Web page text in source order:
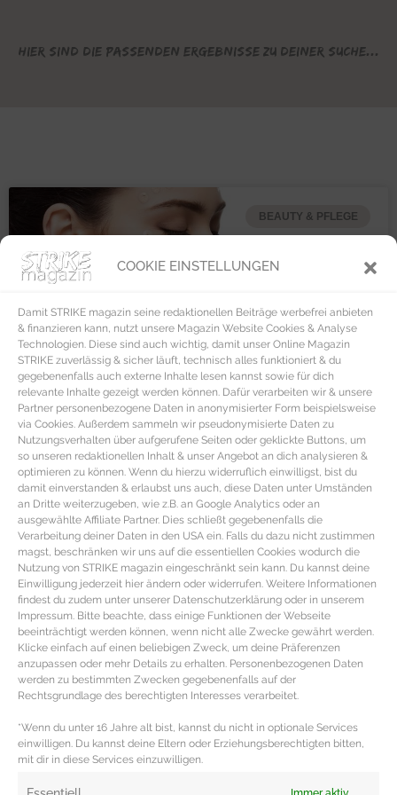
COOKIE EINSTELLUNGEN
Damit STRIKE magazin seine redaktionellen Beiträge werbefrei anbieten
& finanzieren kann, nutzt unsere Magazin Website Cookies & Analyse
Technologien. Diese sind auch wichtig, damit unser Online Magazin
STRIKE zuverlässig & sicher läuft, technisch alles funktioniert & du
gegebenenfalls auch externe Inhalte lesen kannst sowie für dich
relevante Inhalte gezeigt werden können. Dafür verarbeiten wir & unsere
Partner personenbezogene Daten in anonymisierter Form beispielsweise
via Cookies. Außerdem sammeln wir pseudonymisierte Daten zu
Nutzungsverhalten über aufgerufene Seiten oder geklickte Buttons, um
so unseren redaktionellen Inhalt & unser Angebot an dich analysieren &
optimieren zu können. Wenn du hierzu widerruflich einwilligst, bist du
damit einverstanden & erlaubst uns auch, diese Daten unter Umständen
an Dritte weiterzugeben, wie z.B. an Google Analytics oder an
ausgewählte Affiliate Partner. Dies schließt gegebenenfalls die
Verarbeitung deiner Daten in den USA ein. Falls du dazu nicht zustimmen
magst, beschränken wir uns auf die essentiellen Cookies wodurch die
Nutzung von STRIKE magazin eingeschränkt sein kann. Du kannst deine
Einwilligung jederzeit hier ändern oder widerrufen. Weitere Informationen
findest du zudem unter unserer Datenschutzerklärung oder in unserem
Impressum. Bitte beachte, dass einige Funktionen der Webseite
beeinträchtigt werden können, wenn nicht alle Zwecke gewährt werden.
Klicke einfach auf einen beliebigen Zweck, um deine Präferenzen
anzupassen oder mehr Details zu erhalten. Personenbezogenen Daten
werden zu bestimmten Zwecken gegebenenfalls auf der
Rechtsgrundlage des berechtigten Interesses verarbeitet.
*Wenn du unter 16 Jahre alt bist, kannst du nicht in optionale Services
einwilligen. Du kannst deine Eltern oder Erziehungsberechtigten bitten,
mit dir in diese Services einzuwilligen.
Hier sind die passenden Ergebnisse zu deiner Suche...
BEAUTY & PFLEGE
PERFEKTER TEINT – Getönte
Tagescremes und BB Cremes
Tagespflege ist der ideale Make-Up Ersatz für tagsüber,
denn der Teint wird